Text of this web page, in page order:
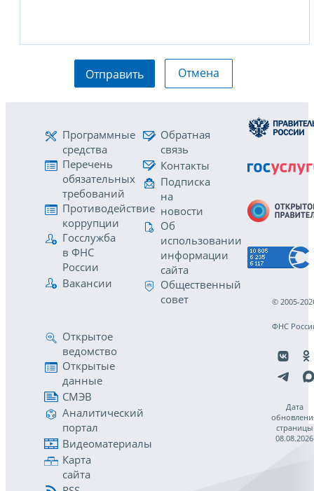
Отправить Отмена
Программные
средства
Перечень
обязательных
требований
Противодействие
коррупции
Госслужба
в ФНС
России
Вакансии
Обратная
связь
Контакты
Подписка
на
новости
Об
использовании
информации
сайта
Общественный
совет
Открытое
ведомство
Открытые
данные
СМЭВ
Аналитический
портал
Видеоматериалы
Карта
сайта
© 2005-
ФНС
Дата
страницы
08.08.2026